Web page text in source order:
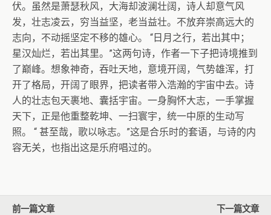
伏。虽然是萧瑟秋风，大海却波澜壮阔，诗人却意气风
发，壮志凌云，穷当益坚，老当益壮。不放弃崇高远大的
志向，不动摇坚定不移的雄心。 “日月之行，若出其中；
星汉灿烂，若出其里。”这两句诗，作者一下子把诗境推到
了巅峰。想象神奇，吞吐天地，意境开阔，气势雄浑，打
开了格局，开阔了眼界，把读者带入浩瀚的宇宙中去。诗
人的壮志包天裹地、囊括宇宙。一身胸怀大志，一手掌握
天下，正是他重整乾坤、一扫寰宇，统一中原的生动写
照。 “ 甚至哉，歌以咏志。”这是合乐时的套语，与诗的内
容无关，也指出这是乐府唱过的。
前一篇文章
下一篇文章